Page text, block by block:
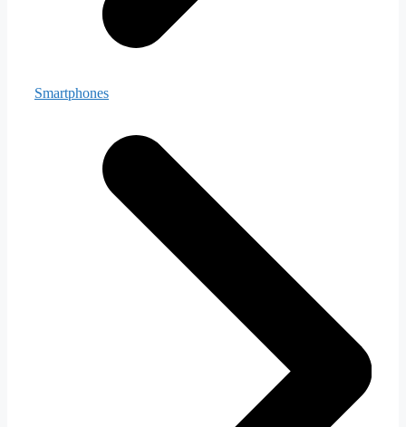
Smartphones